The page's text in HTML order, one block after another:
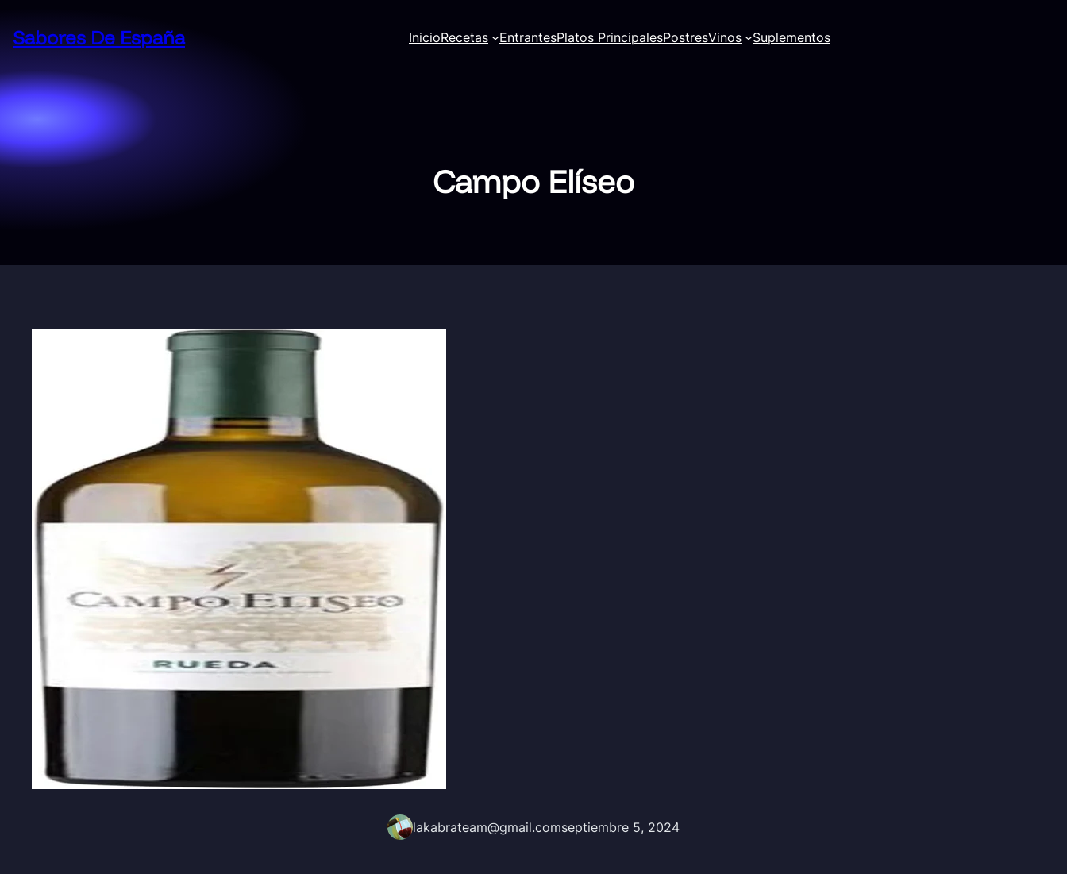
contenido
Sabores De España InicioRecetas EntrantesPlatos PrincipalesPostresVinos Suplementos
Campo Elíseo
lakabrateam@gmail.comseptiembre 5, 2024